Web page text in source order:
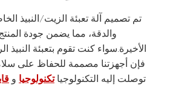
تم تصميم آلة تعبئة الزيت/النبيذ
والدقة، مما يضمن جودة
الأخيرة.سواء كنت تقوم بتعبئة النبيذ
فإن أجهزتنا مصممة للحفاظ على
توصلت إليه التكنولوجياتكنولوجيا و